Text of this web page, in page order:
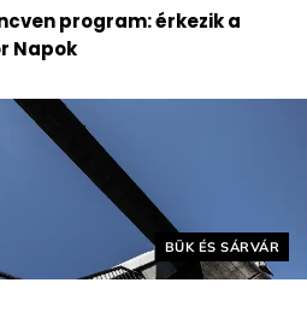
program: érkezik a
Napok
Helyszín címkék:
BÜK ÉS SÁRVÁR